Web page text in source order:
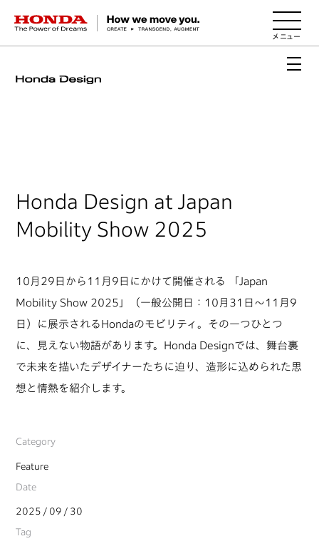
HONDA The Power of Dreams
Honda Design at Japan
Mobility Show 2025
Category
Feature
Date
2025 / 09 / 30
Tag
10月29日から11月9日にかけて開催される 「Japan
Mobility Show 2025」（一般公開日：10月31日～11月9
日）に展示されるHondaのモビリティ。その一つひとつ
に、見えない物語があります。Honda Designでは、舞台裏
で未来を描いたデザイナーたちに迫り、造形に込められた思
想と情熱を紹介します。